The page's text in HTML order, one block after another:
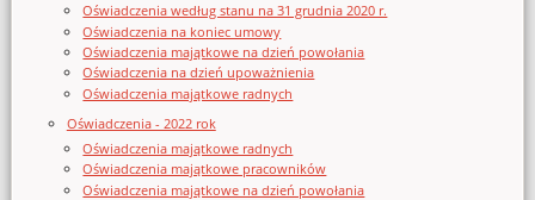
Oświadczenia według stanu na 31 grudnia 2020 r.
Oświadczenia na koniec umowy
Oświadczenia majątkowe na dzień powołania
Oświadczenia na dzień upoważnienia
Oświadczenia majątkowe radnych
Oświadczenia - 2022 rok
Oświadczenia majątkowe radnych
Oświadczenia majątkowe pracowników
Oświadczenia majątkowe na dzień powołania